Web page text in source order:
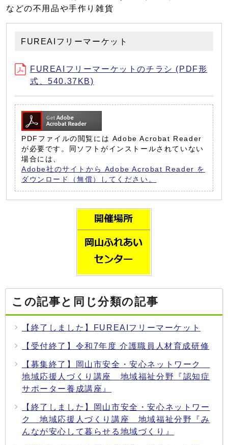
などの不用品や手作り雑貨
FUREAIフリーマーケット
FUREAIフリーマーケットのチラシ (PDF形
式、540.37KB)
PDFファイルの閲覧には Adobe Acrobat Reader
が必要です。同ソフトがインストールされていない
場合には、
Adobe社のサイトから Adobe Acrobat Reader を
ダウンロード（無償）してください。
この記事と同じ分類の記事
【終了しました】FUREAIフリーマーケット
【受付終了】令和7年度 介護職員人材育成研修
【募集終了】岡山市安全・安心ネットワーク
地域応援人づくり講座 地域福祉分野『認知症
サポーター養成講座』
【終了しました】岡山市安全・安心ネットワー
ク 地域応援人づくり講座 地域福祉分野『み
んなが安心して暮らせる地域づくり』